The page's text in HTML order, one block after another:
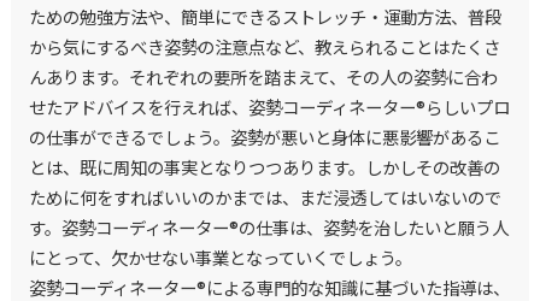
ための勉強方法や、簡単にできるストレッチ・運動方法、普段
から気にするべき姿勢の注意点など、教えられることはたくさ
んあります。それぞれの要所を踏まえて、その人の姿勢に合わ
せたアドバイスを行えれば、姿勢コーディネーター®らしいプロ
の仕事ができるでしょう。姿勢が悪いと身体に悪影響があるこ
とは、既に周知の事実となりつつあります。しかしその改善の
ために何をすればいいのかまでは、まだ浸透してはいないので
す。姿勢コーディネーター®の仕事は、姿勢を治したいと願う人
にとって、欠かせない事業となっていくでしょう。
姿勢コーディネーター®による専門的な知識に基づいた指導は、